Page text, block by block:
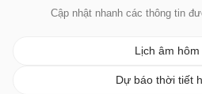
Cập nhật nhanh các thông tin
Lịch âm hôm
Dự báo thời tiết